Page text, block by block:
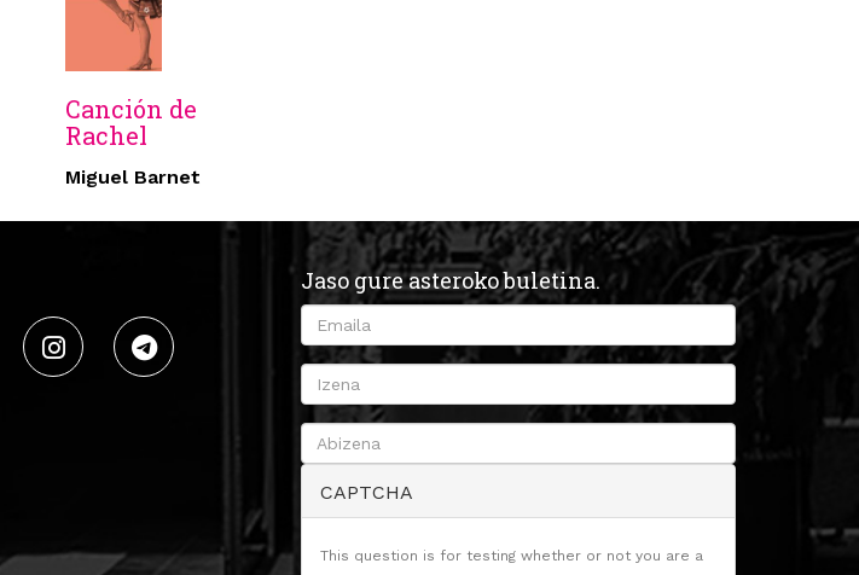
Canción de
Rachel
Miguel Barnet
Jaso gure asteroko buletina.
CAPTCHA
This question is for testing whether or not you are a